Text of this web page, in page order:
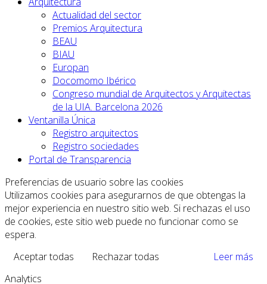
Actualidad del sector
Premios Arquitectura
BEAU
BIAU
Europan
Docomomo Ibérico
Congreso mundial de Arquitectos y Arquitectas
de la UIA. Barcelona 2026
Ventanilla Única
Registro arquitectos
Registro sociedades
Portal de Transparencia
Preferencias de usuario sobre las cookies
Utilizamos cookies para asegurarnos de que obtengas la
mejor experiencia en nuestro sitio web. Si rechazas el uso
de cookies, este sitio web puede no funcionar como se
espera.
Aceptar todas
Rechazar todas
Leer más
Analytics